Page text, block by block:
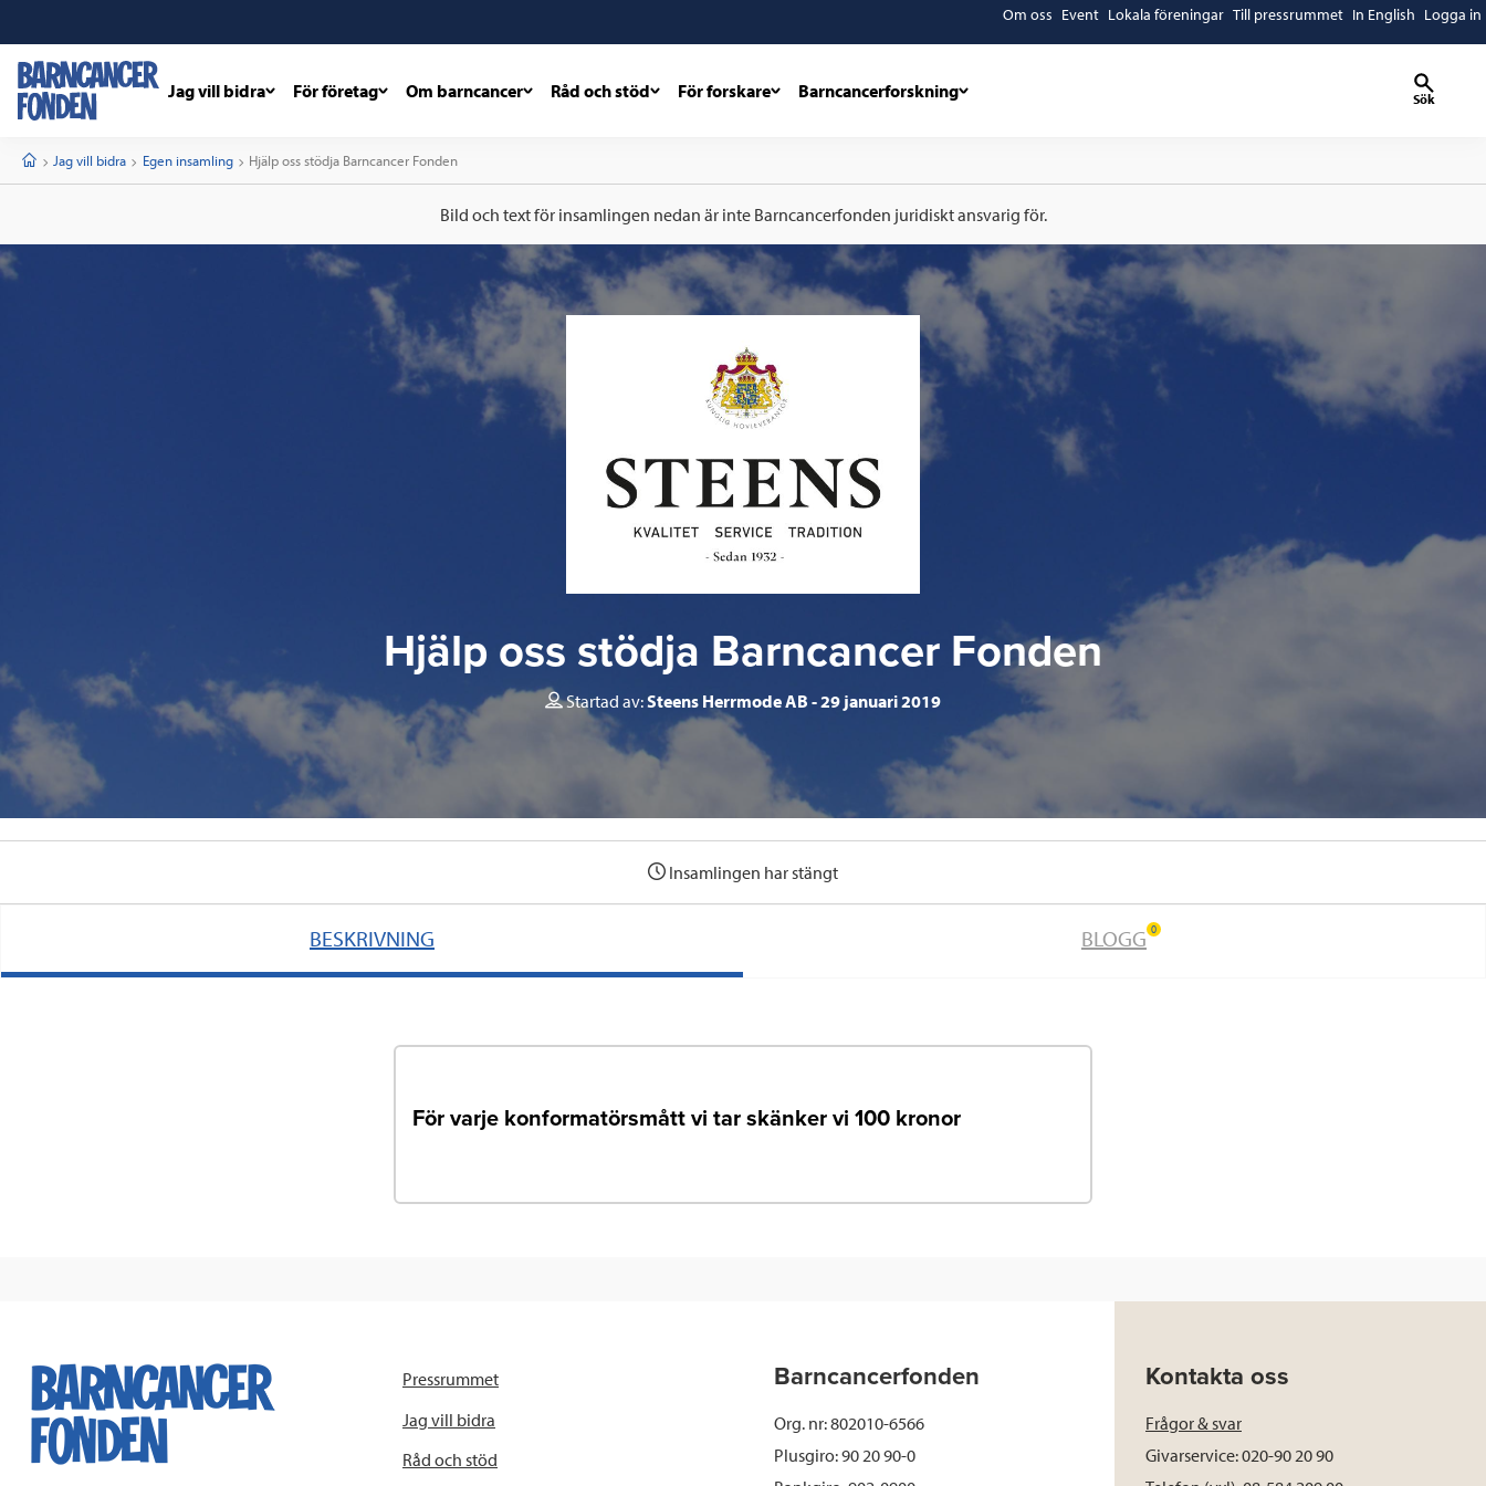
Om oss Event Lokala föreningar Till pressrummet In English Logga in
Jag vill bidra För företag Om barncancer Råd och stöd För forskare Barncancerforskning Sök
StartJag vill bidra Egen insamling Current:
Hjälp oss stödja Barncancer Fonden
Bild och text för insamlingen nedan är inte Barncancerfonden juridiskt ansvarig för.
Hjälp oss stödja Barncancer Fonden
Startad av:Steens Herrmode AB 29 januari 2019
Insamlingen har stängt
BESKRIVNING BLOGG 0
För varje konformatörsmått vi tar skänker vi 100 kronor
Pressrummet
Jag vill bidra
Råd och stöd
Barncancerfonden
Org. nr: 802010-6566
Plusgiro: 90 20 90-0
Kontakta oss
Frågor & svar
Givarservice: 020-90 20 90